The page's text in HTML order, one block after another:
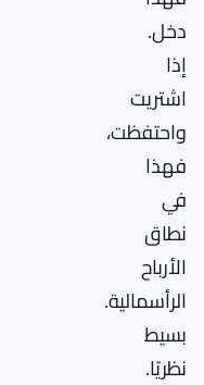
دخل.
إذا
اشتريت
واحتفظت،
فهذا
في
نطاق
الأرباح
الرأسمالية.
بسيط
نظريًا.